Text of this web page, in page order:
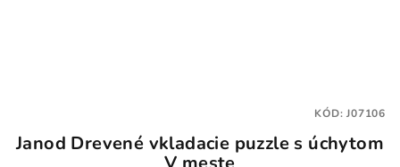
Janod Drevené vkladacie puzzle s úchytom
KÓD:J07106